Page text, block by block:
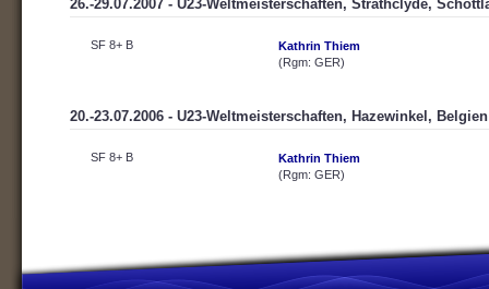
26.-29.07.2007 - U23-Weltmeisterschaften, Strathclyde,
SF 8+ B
Kathrin Thiem
(Rgm: GER)
20.-23.07.2006 - U23-Weltmeisterschaften, Hazewinkel, Belgien
SF 8+ B
Kathrin Thiem
(Rgm: GER)